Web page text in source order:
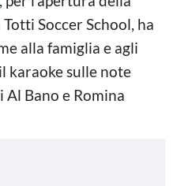
Soccer School, ha
alla famiglia e agli
karaoke sulle note
Al Bano e Romina